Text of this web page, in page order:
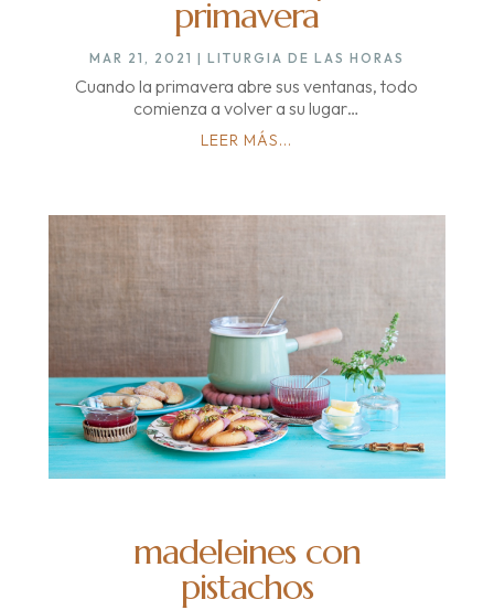
primavera
MAR 21, 2021 | LITURGIA DE LAS HORAS
Cuando la primavera abre sus ventanas, todo
comienza a volver a su lugar…
LEER MÁS...
madeleines con
pistachos